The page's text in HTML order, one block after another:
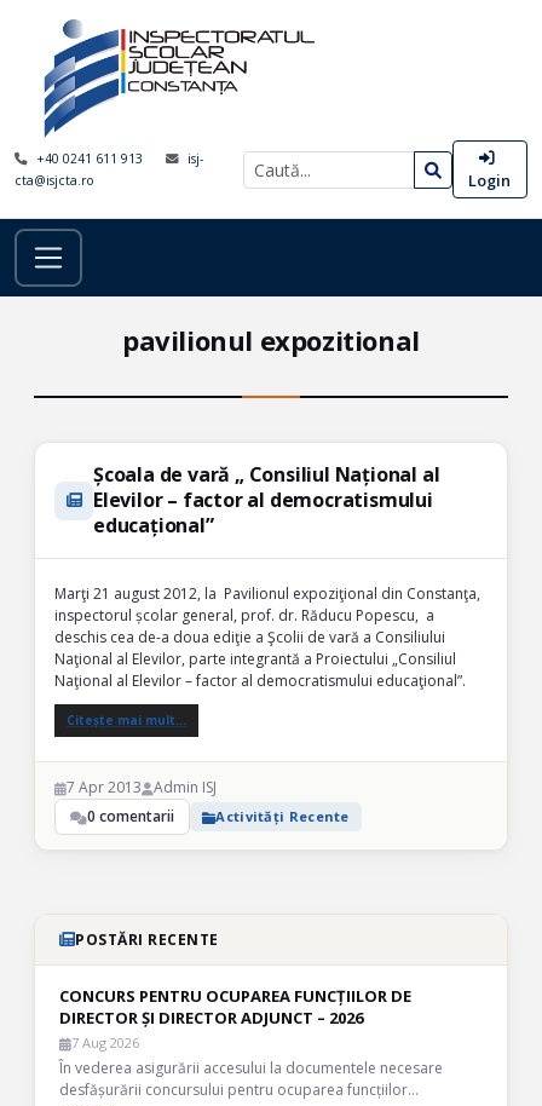
+40 0241 611 913
isj-
cta@isjcta.ro
Login
pavilionul expozitional
Școala de vară „ Consiliul Național al
Elevilor – factor al democratismului
educațional”
Marţi 21 august 2012, la Pavilionul expoziţional din Constanţa,
inspectorul școlar general, prof. dr. Răducu Popescu, a
deschis cea de-a doua ediţie a Şcolii de vară a Consiliului
Naţional al Elevilor, parte integrantă a Proiectului „Consiliul
Naţional al Elevilor – factor al democratismului educaţional”.
Citește mai mult…
7 Apr 2013
Admin ISJ
0 comentarii
Activități Recente
POSTĂRI RECENTE
CONCURS PENTRU OCUPAREA FUNCȚIILOR DE
DIRECTOR ȘI DIRECTOR ADJUNCT – 2026
7 Aug 2026
În vederea asigurării accesului la documentele necesare
desfășurării concursului pentru ocuparea funcțiilor…